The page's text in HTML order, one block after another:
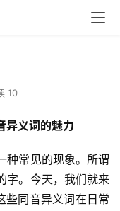
10
异义词的魅力
常见的现象。所谓
字。今天，我们就来
些同音异义词在日常